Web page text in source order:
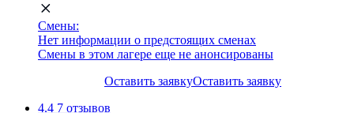
Смены:
Нет информации о предстоящих сменах
Смены в этом лагере еще не анонсированы
Оставить заявкуОставить заявку
4.4 7 отзывов